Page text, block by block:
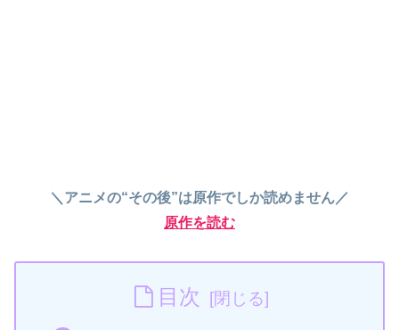
＼アニメの“その後”は原作でしか読めません／
原作を読む
目次